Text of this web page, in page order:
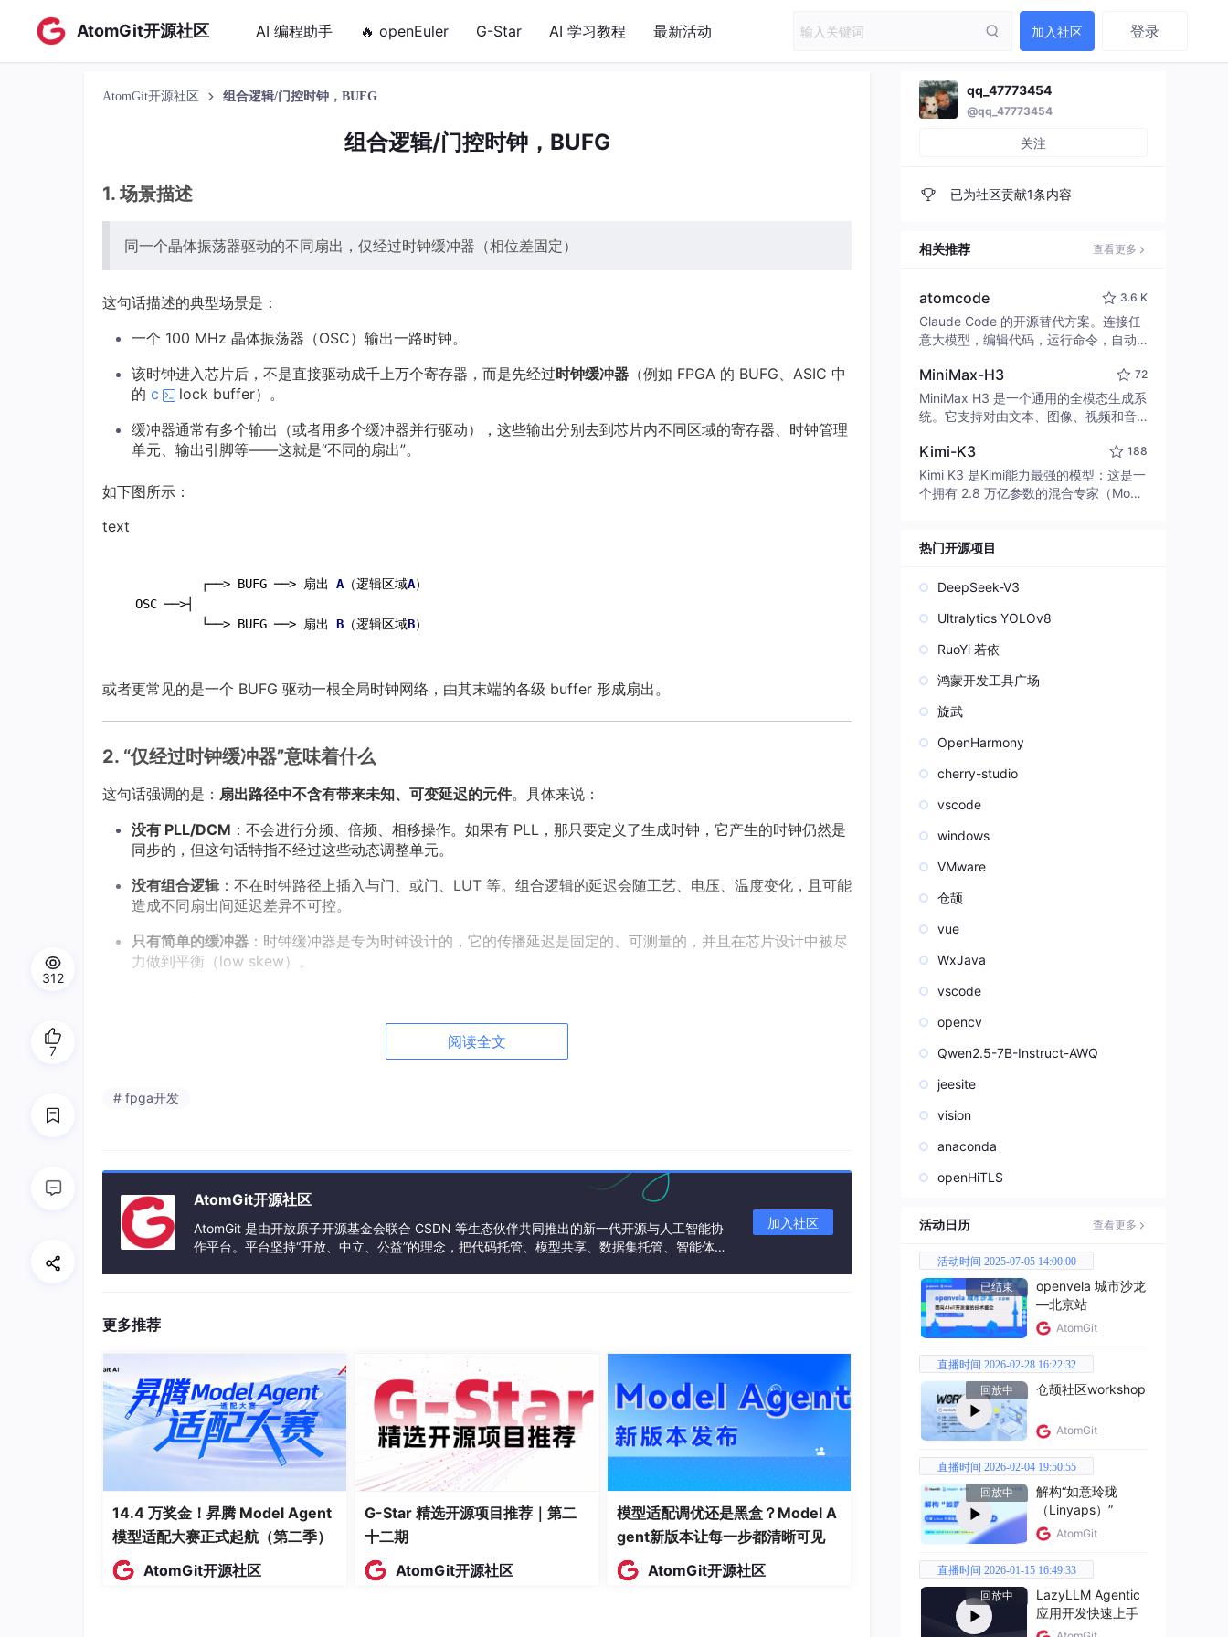
AtomGit开源社区 AI 编程助手 🔥 openEuler G-Star AI 学习教程 最新活动 加入社区 登录
AtomGit开源社区 组合逻辑/门控时钟，BUFG
组合逻辑/门控时钟，BUFG
1. 场景描述
同一个晶体振荡器驱动的不同扇出，仅经过时钟缓冲器（相位差固定）
这句话描述的典型场景是：
一个 100 MHz 晶体振荡器（OSC）输出一路时钟。
该时钟进入芯片后，不是直接驱动成千上万个寄存器，而是先经过时钟缓冲器 （例如 FPGA 的 BUFG、ASIC 中
的 c
lock buffer）。
缓冲器通常有多个输出（或者用多个缓冲器并行驱动），这些输出分别去到芯片内不同区域的寄存器、时钟管理
单元、输出引脚等——这就是“不同的扇出”。
如下图所示：
text
           ┌──> BUFG ──> 扇出
A （逻辑区域A）
  OSC ──>┤
           └──> BUFG ──> 扇出
B （逻辑区域B）
或者更常见的是一个 BUFG 驱动一根全局时钟网络，由其末端的各级 buffer 形成扇出。
2. “仅经过时钟缓冲器”意味着什么
这句话强调的是： 扇出路径中不含有带来未知、可变延迟的元件。具体来说：
没有 PLL/DCM ：不会进行分频、倍频、相移操作。如果有 PLL，那只要定义了生成时钟，它产生的时钟仍然是
同步的，但这句话特指不经过这些动态调整单元。
没有组合逻辑：不在时钟路径上插入与门、或门、LUT 等。组合逻辑的延迟会随工艺、电压、温度变化，且可能
造成不同扇出间延迟差异不可控。
只有简单的缓冲器 ：时钟缓冲器是专为时钟设计的，它的传播延迟是固定的、可测量的，并且在芯片设计中被尽
力做到平衡（low skew）。
在 Xilinx FPGA 中，输入时钟先经过 IBUFG（输入全局缓冲），再进入 BUFG（全局时钟缓冲），然后驱动全
BUFG 的延迟是确定的，从输入到输出网络各点的 skew（偏差）也被芯片设计和时序模型保证在一个很小的范
因为 时钟缓冲器的延迟是固定的，而且整个时钟树是设计成平衡的，所以：
到达扇出 A 的时钟沿，与到达扇出 B 的时钟沿之间的时间差（相位差）是由物理布局和走线决定的常量
既然是固定的，我们就可以算出两个扇出时钟域之间最悲观的建立/保持时间。
关键结论 ：即使这两个扇出在 SDC 中被定义成了两个不同的时钟（例如
一晶振且路径延迟固定，它们仍然是同步时钟。STA 工具能够、也应该对它们之间的跨域路径进行正常的建立/保持
检查。
BUFG 就是实现“相位差固定”的硬件基础：
低偏斜、高驱动能力
阅读全文
# fpga开发
AtomGit开源社区
AtomGit 是由开放原子开源基金会联合 CSDN 等生态伙伴共同推出的新一代开源与人工智能协
作平台。平台坚持“开放、中立、公益”的理念，把代码托管、模型共享、数据集托管、智能体开
加入社区
更多推荐
14.4 万奖金！昇腾 Model Agent
模型适配大赛正式起航（第二季）
AtomGit开源社区
G-Star 精选开源项目推荐｜第二
十二期
AtomGit开源社区
模型适配调优还是黑盒？Model A
gent新版本让每一步都清晰可见
AtomGit开源社区
312
7
qq_47773454
@qq_47773454
关注
已为社区贡献1条内容
相关推荐 查看更多
atomcode 3.6 K
Claude Code 的开源替代方案。连接任
意大模型，编辑代码，运行命令，自动
致性能。 ｜ An open-source alternativ
e to Claude Code. Connect any LLM,
edit code, run commands, and verify
MiniMax-H3 72
MiniMax H3 是一个通用的全模态生成系
统。它支持对由文本、图像、视频和音
并能生成分辨率高达 2K、时长可达 15
秒的带原生立体声音频的视频。得益于
面向任务泛化的系统设计，H3 在预训练
模态指令。
Kimi-K3 188
Kimi K3 是Kimi能力最强的模型：这是一
个拥有 2.8 万亿参数的混合专家（Mo
热门开源项目
DeepSeek-V3
Ultralytics YOLOv8
RuoYi 若依
鸿蒙开发工具广场
旋武
OpenHarmony
cherry-studio
vscode
windows
VMware
仓颉
vue
WxJava
vscode
opencv
Qwen2.5-7B-Instruct-AWQ
jeesite
vision
anaconda
openHiTLS
活动日历 查看更多
活动时间 2025-07-05 14:00:00
已结束
openvela 城市沙龙
—北京站
AtomGit
直播时间 2026-02-28 16:22:32
回放中
仓颉社区workshop
AtomGit
直播时间 2026-02-04 19:50:55
回放中
解构“如意玲珑
（Linyaps）”
AtomGit
直播时间 2026-01-15 16:49:33
回放中
LazyLLM Agentic
应用开发快速上手